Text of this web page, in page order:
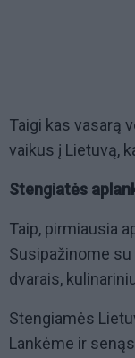
Taigi kas vasarą
vaikus į Lietuvą,
Stengiatės
Taip, pirmiausia
Susipažinome
dvarais,
Stengiamės
Lankėme ir